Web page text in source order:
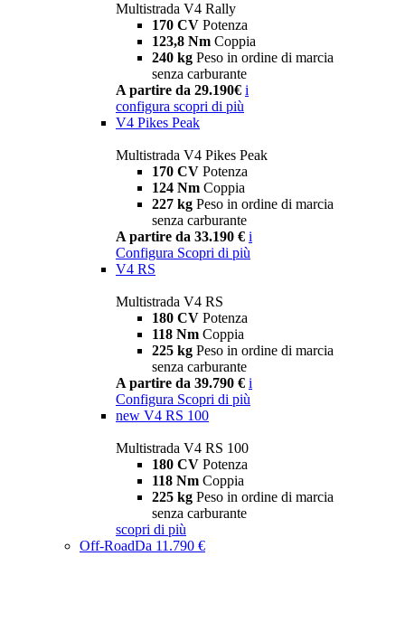
Multistrada V4 Rally
170 CV Potenza
123,8 Nm Coppia
240 kg Peso in ordine di marcia
senza carburante
A partire da 29.190€ i
configura scopri di più
V4 Pikes Peak
Multistrada V4 Pikes Peak
170 CV Potenza
124 Nm Coppia
227 kg Peso in ordine di marcia
senza carburante
A partire da 33.190 € i
Configura Scopri di più
V4 RS
Multistrada V4 RS
180 CV Potenza
118 Nm Coppia
225 kg Peso in ordine di marcia
senza carburante
A partire da 39.790 € i
Configura Scopri di più
new V4 RS 100
Multistrada V4 RS 100
180 CV Potenza
118 Nm Coppia
225 kg Peso in ordine di marcia
senza carburante
scopri di più
Off-RoadDa 11.790 €